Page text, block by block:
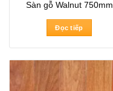
Sàn gỗ Walnut 750mm
Đọc tiếp